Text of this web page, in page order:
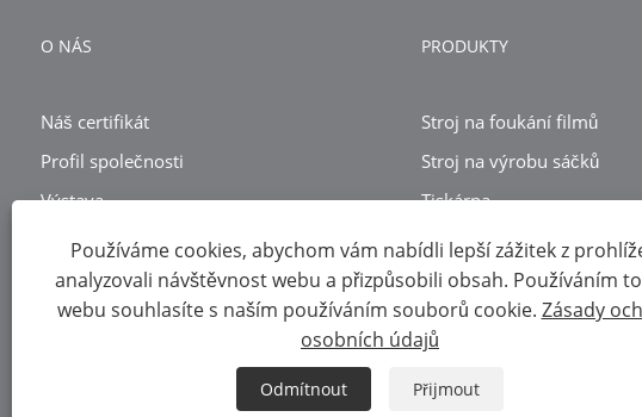
O NÁS
Náš certifikát
Profil společnosti
Výstava
PRODUKTY
Stroj na foukání filmů
Stroj na výrobu sáčků
Tiskárna
Recyklační stroj
Copyright © 2023 Ruian Kingplast Machinery Co., Ltd - Film Blowing
XML Zásady ochrany osobních údajů
Používáme cookies, abychom vám nabídli lepší zážitek z
analyzovali návštěvnost webu a přizpůsobili obsah. Používáním
webu souhlasíte s naším používáním souborů cookie. Zásady
osobních údajů
Odmítnout Přijmout